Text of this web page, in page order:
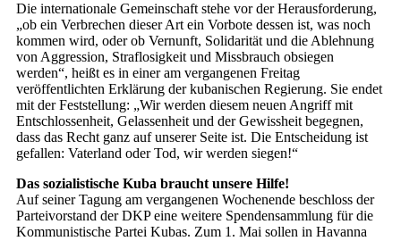
Die internationale Gemeinschaft stehe vor der Herausforderung,
„ob ein Verbrechen dieser Art ein Vorbote dessen ist, was noch
kommen wird, oder ob Vernunft, Solidarität und die Ablehnung
von Aggression, Straflosigkeit und Missbrauch obsiegen
werden“, heißt es in einer am vergangenen Freitag
veröffentlichten Erklärung der kubanischen Regierung. Sie endet
mit der Feststellung: „Wir werden diesem neuen Angriff mit
Entschlossenheit, Gelassenheit und der Gewissheit begegnen,
dass das Recht ganz auf unserer Seite ist. Die Entscheidung ist
gefallen: Vaterland oder Tod, wir werden siegen!“
Das sozialistische Kuba braucht unsere Hilfe!
Auf seiner Tagung am vergangenen Wochenende beschloss der
Parteivorstand der DKP eine weitere Spendensammlung für die
Kommunistische Partei Kubas. Zum 1. Mai sollen in Havanna